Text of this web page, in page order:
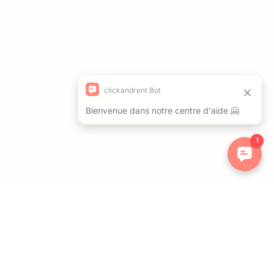
Personnalisez vos préférences pour contrôler la manière dont